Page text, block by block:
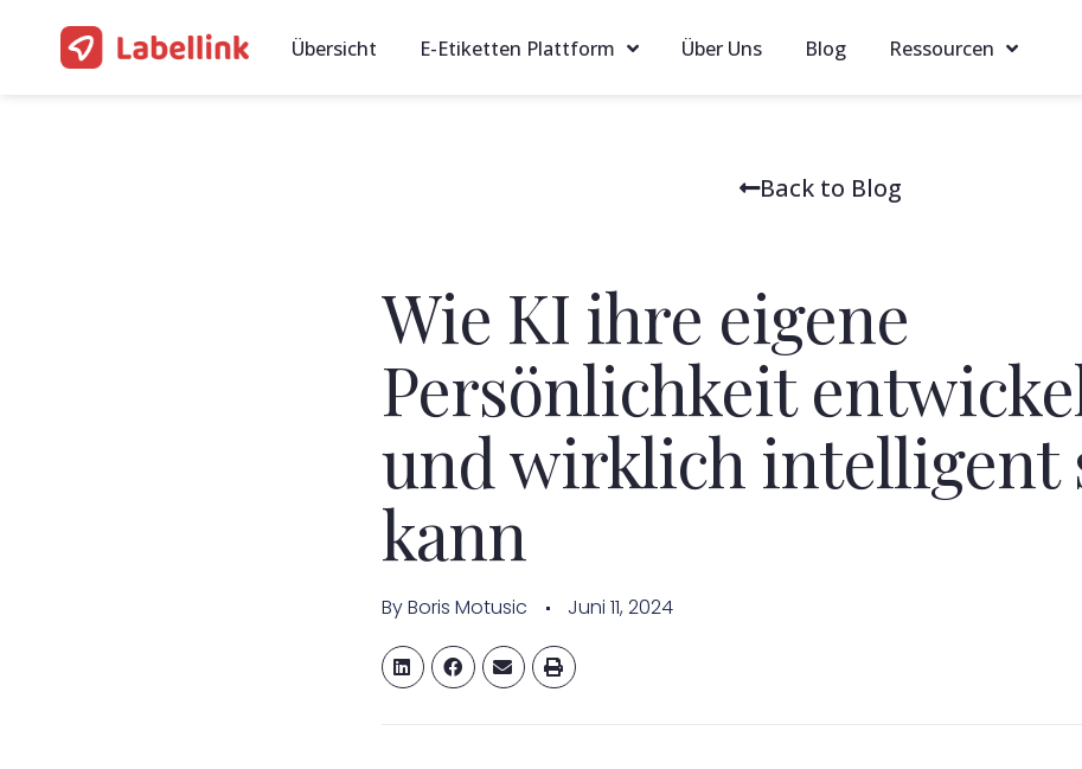
Übersicht E-Etiketten Plattform Über Uns Blog Ressourcen
Back to Blog
Wie KI ihre eigene
Persönlichkeit
und wirklich intelligent
kann
ByBoris Motusic Juni 11, 2024